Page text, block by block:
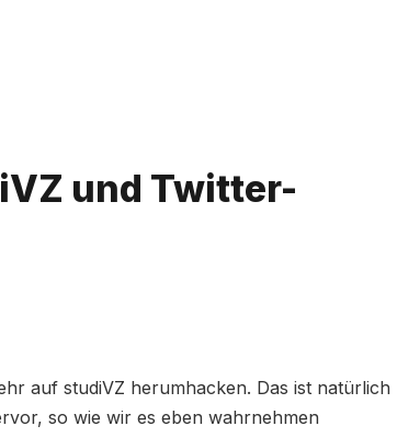
und Twitter-
auf studiVZ herumhacken. Das ist natürlich
so wie wir es eben wahrnehmen